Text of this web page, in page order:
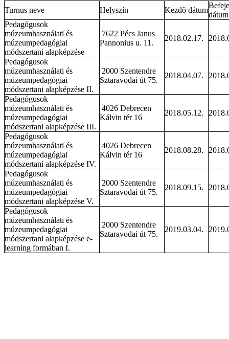
Turnus neve Helyszín Kezdő dátum
dátum
Pedagógusok
múzeumhasználati és
múzeumpedagógiai
módszertani alapképzése
7622 Pécs Janus
Pannonius u. 11.
2018.02.17.
Pedagógusok
múzeumhasználati és
múzeumpedagógiai
módszertani alapképzése II.
2000 Szentendre
Sztaravodai út 75.
2018.04.07.
Pedagógusok
múzeumhasználati és
múzeumpedagógiai
módszertani alapképzése III.
4026 Debrecen
Kálvin tér 16
2018.05.12.
Pedagógusok
múzeumhasználati és
múzeumpedagógiai
módszertani alapképzése IV.
4026 Debrecen
Kálvin tér 16
2018.08.28.
Pedagógusok
múzeumhasználati és
múzeumpedagógiai
módszertani alapképzése V.
2000 Szentendre
Sztaravodai út 75.
2018.09.15.
Pedagógusok
múzeumhasználati és
múzeumpedagógiai
módszertani alapképzése e-
learning formában I.
2000 Szentendre
Sztaravodai út 75.
2019.03.04.